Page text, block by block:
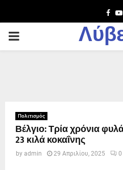
PRIMARY
Πολιτισμός
Βέλγιο: Τρία χρόνια
23 κιλά κοκαΐνης
by admin 29 Απριλίου, 2025 0